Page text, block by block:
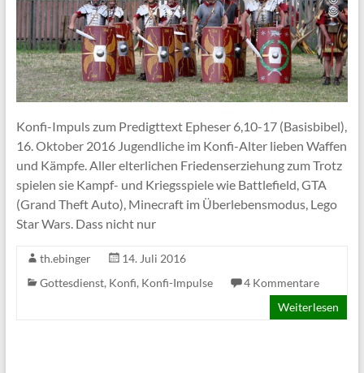
Konfi-Impuls zum Predigttext Epheser 6,10-17 (Basisbibel),
16. Oktober 2016 Jugendliche im Konfi-Alter lieben Waffen
und Kämpfe. Aller elterlichen Friedenserziehung zum Trotz
spielen sie Kampf- und Kriegsspiele wie Battlefield, GTA
(Grand Theft Auto), Minecraft im Überlebensmodus, Lego
Star Wars. Dass nicht nur
th.ebinger
14. Juli 2016
Gottesdienst, Konfi, Konfi-Impulse
4 Kommentare
Weiterlesen